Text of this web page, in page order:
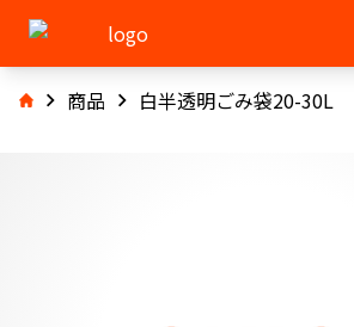
商品 白半透明ごみ袋20-30L